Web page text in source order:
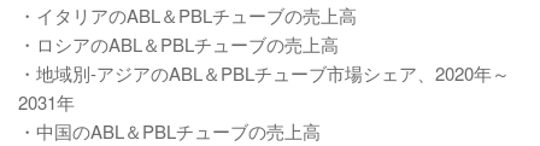
・イタリアのABL＆PBLチューブの売上高
・ロシアのABL＆PBLチューブの売上高
・地域別-アジアのABL＆PBLチューブ市場シェア、2020年～
2031年
・中国のABL＆PBLチューブの売上高